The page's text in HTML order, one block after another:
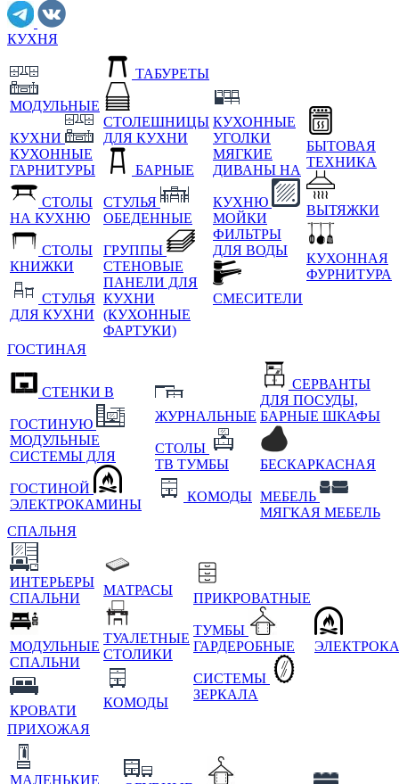
КУХНЯ
МОДУЛЬНЫЕ
КУХНИ
КУХОННЫЕ
ГАРНИТУРЫ
СТОЛЫ
НА КУХНЮ
СТОЛЫ
КНИЖКИ
СТУЛЬЯ
ДЛЯ КУХНИ
ТАБУРЕТЫ
СТОЛЕШНИЦЫ
ДЛЯ КУХНИ
БАРНЫЕ
СТУЛЬЯ
ОБЕДЕННЫЕ
ГРУППЫ
СТЕНОВЫЕ
ПАНЕЛИ ДЛЯ
КУХНИ
(КУХОННЫЕ
ФАРТУКИ)
КУХОННЫЕ
УГОЛКИ
МЯГКИЕ
ДИВАНЫ НА
КУХНЮ
МОЙКИ
ФИЛЬТРЫ
ДЛЯ ВОДЫ
СМЕСИТЕЛИ
БЫТОВАЯ
ТЕХНИКА
ВЫТЯЖКИ
КУХОННАЯ
ФУРНИТУРА
ГОСТИНАЯ
СТЕНКИ В
ГОСТИНУЮ
МОДУЛЬНЫЕ
СИСТЕМЫ ДЛЯ
ГОСТИНОЙ
ЭЛЕКТРОКАМИНЫ
ЖУРНАЛЬНЫЕ
СТОЛЫ
ТВ ТУМБЫ
КОМОДЫ
СЕРВАНТЫ
ДЛЯ ПОСУДЫ,
БАРНЫЕ ШКАФЫ
БЕСКАРКАСНАЯ
МЕБЕЛЬ
МЯГКАЯ МЕБЕЛЬ
СПАЛЬНЯ
ИНТЕРЬЕРЫ
СПАЛЬНИ
МОДУЛЬНЫЕ
СПАЛЬНИ
КРОВАТИ
МАТРАСЫ
ТУАЛЕТНЫЕ
СТОЛИКИ
КОМОДЫ
ПРИКРОВАТНЫЕ
ТУМБЫ
ГАРДЕРОБНЫЕ
СИСТЕМЫ
ЗЕРКАЛА
ПРИХОЖАЯ
МАЛЕНЬКИЕ